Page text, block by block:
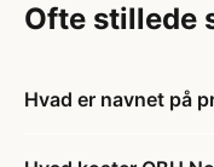
Ofte stillede
Hvad er navnet på